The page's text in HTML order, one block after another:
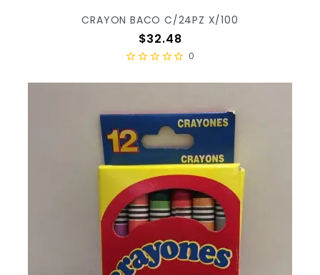
CRAYON BACO C/24PZ X/100
Precio
$32.48
0